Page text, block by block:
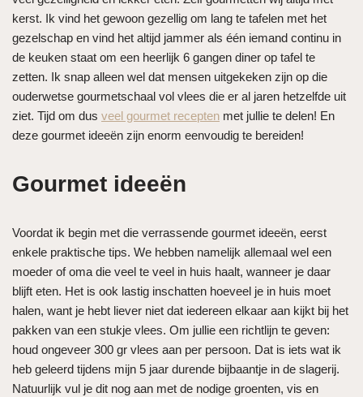
kerst. Ik vind het gewoon gezellig om lang te tafelen met het
gezelschap en vind het altijd jammer als één iemand continu in
de keuken staat om een heerlijk 6 gangen diner op tafel te
zetten. Ik snap alleen wel dat mensen uitgekeken zijn op die
ouderwetse gourmetschaal vol vlees die er al jaren hetzelfde uit
ziet. Tijd om dus veel gourmet recepten met jullie te delen! En
deze gourmet ideeën zijn enorm eenvoudig te bereiden!
Gourmet ideeën
Voordat ik begin met die verrassende gourmet ideeën, eerst
enkele praktische tips. We hebben namelijk allemaal wel een
moeder of oma die veel te veel in huis haalt, wanneer je daar
blijft eten. Het is ook lastig inschatten hoeveel je in huis moet
halen, want je hebt liever niet dat iedereen elkaar aan kijkt bij het
pakken van een stukje vlees. Om jullie een richtlijn te geven:
houd ongeveer 300 gr vlees aan per persoon. Dat is iets wat ik
heb geleerd tijdens mijn 5 jaar durende bijbaantje in de slagerij.
Natuurlijk vul je dit nog aan met de nodige groenten, vis en